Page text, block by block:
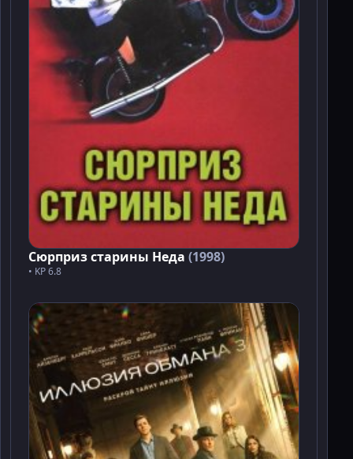
Сюрприз старины Неда (1998)
• KP 6.8